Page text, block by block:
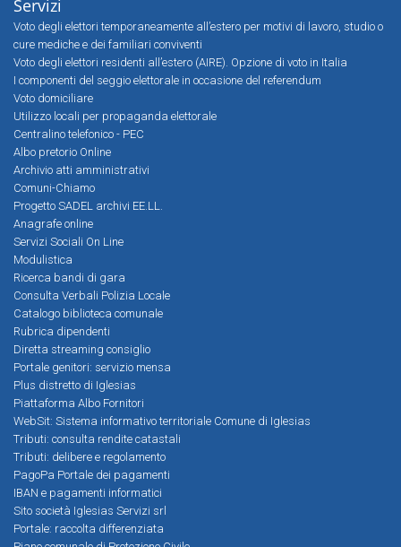
Servizi
Voto degli elettori temporaneamente all’estero per motivi di lavoro, studio o
cure mediche e dei familiari conviventi
Voto degli elettori residenti all’estero (AIRE). Opzione di voto in Italia
I componenti del seggio elettorale in occasione del referendum
Voto domiciliare
Utilizzo locali per propaganda elettorale
Centralino telefonico - PEC
Albo pretorio Online
Archivio atti amministrativi
Comuni-Chiamo
Progetto SADEL archivi EE.LL.
Anagrafe online
Servizi Sociali On Line
Modulistica
Ricerca bandi di gara
Consulta Verbali Polizia Locale
Catalogo biblioteca comunale
Rubrica dipendenti
Diretta streaming consiglio
Portale genitori: servizio mensa
Plus distretto di Iglesias
Piattaforma Albo Fornitori
WebSit: Sistema informativo territoriale Comune di Iglesias
Tributi: consulta rendite catastali
Tributi: delibere e regolamento
PagoPa Portale dei pagamenti
IBAN e pagamenti informatici
Sito società Iglesias Servizi srl
Portale: raccolta differenziata